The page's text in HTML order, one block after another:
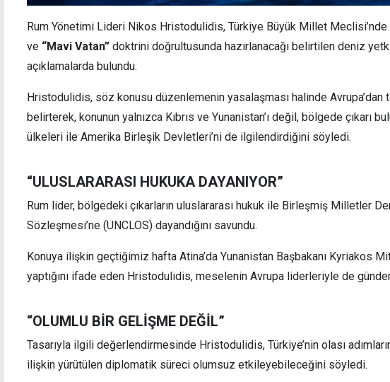
Rum Yönetimi Lideri Nikos Hristodulidis, Türkiye Büyük Millet
ve “Mavi Vatan” doktrini doğrultusunda hazırlanacağı belirtilen deniz
açıklamalarda bulundu.
Hristodulidis, söz konusu düzenlemenin yasalaşması halinde
belirterek, konunun yalnızca Kıbrıs ve Yunanistan’ı değil, bölgede çıkarı
ülkeleri ile Amerika Birleşik Devletleri’ni de ilgilendirdiğini söyledi.
“ULUSLARARASI HUKUKA DAYANIYOR”
Rum lider, bölgedeki çıkarların uluslararası hukuk ile Birleşmiş Milletler
Sözleşmesi’ne (UNCLOS) dayandığını savundu.
Konuya ilişkin geçtiğimiz hafta Atina’da Yunanistan Başbakanı Kyriakos
yaptığını ifade eden Hristodulidis, meselenin Avrupa liderleriyle de
“OLUMLU BİR GELİŞME DEĞİL”
Tasarıyla ilgili değerlendirmesinde Hristodulidis, Türkiye’nin olası
ilişkin yürütülen diplomatik süreci olumsuz etkileyebileceğini söyledi.
KKTC'de Doğu Akdeniz'i izleyecek Gemi
koruyacağız
Marketten 3 bin